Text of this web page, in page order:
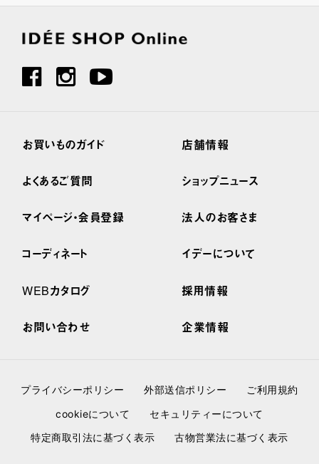
お買いものガイド
よくあるご質問
マイページ・会員登録
コーディネート
WEBカタログ
お問い合わせ
店舗情報
ショップニュース
法人のお客さま
イデーについて
採用情報
企業情報
プライバシーポリシー 外部送信ポリシー
ご利用規約
cookieについて
セキュリティーについて
特定商取引法に基づく表示
古物営業法に基づく表示